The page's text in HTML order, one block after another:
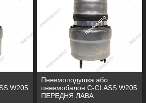
W205
Пневмоподушка або
пневмобалон C-CLASS W205
ПЕРЕДНЯ ЛАВА